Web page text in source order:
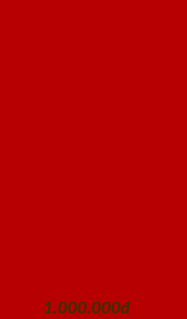
1.000.000đ